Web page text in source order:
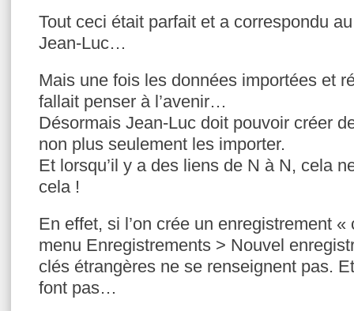
Tout ceci était parfait et a correspondu
Jean-Luc…
Mais une fois les données importées et
fallait penser à l’avenir…
Désormais Jean-Luc doit pouvoir créer
non plus seulement les importer.
Et lorsqu’il y a des liens de N à N, cela
cela !
En effet, si l’on crée un enregistrement
menu Enregistrements > Nouvel
clés étrangères ne se renseignent pas.
font pas…